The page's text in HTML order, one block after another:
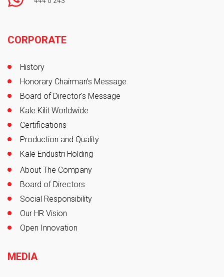
CORPORATE
History
Honorary Chairman's Message
Board of Director's Message
Kale Kilit Worldwide
Certifications
Production and Quality
Kale Endustri Holding
About The Company
Board of Directors
Social Responsibility
Our HR Vision
Open Innovation
MEDIA